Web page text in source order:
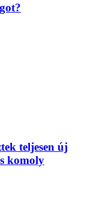
teljesen új
komoly